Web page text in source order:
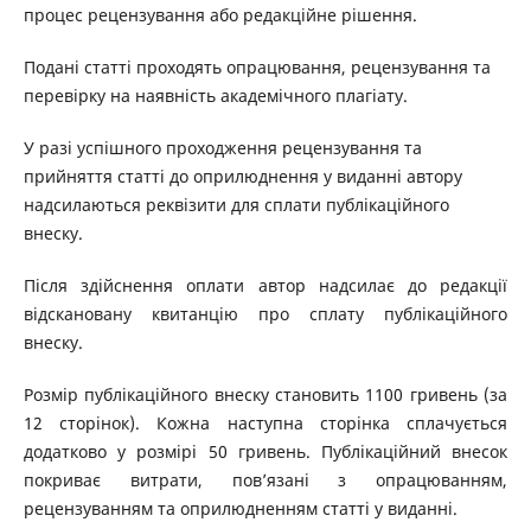
процес рецензування або редакційне рішення.
Подані статті проходять опрацювання, рецензування та
перевірку на наявність академічного плагіату.
У разі успішного проходження рецензування та
прийняття статті до оприлюднення у виданні автору
надсилаються реквізити для сплати публікаційного
внеску.
Після здійснення оплати автор надсилає до редакції
відскановану квитанцію про сплату публікаційного
внеску.
Розмір публікаційного внеску становить 1100 гривень (за
12 сторінок). Кожна наступна сторінка сплачується
додатково у розмірі 50 гривень. Публікаційний внесок
покриває витрати, пов’язані з опрацюванням,
рецензуванням та оприлюдненням статті у виданні.